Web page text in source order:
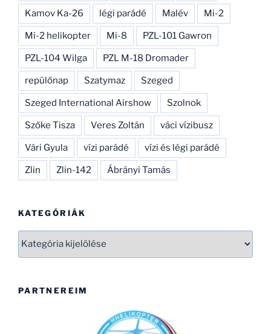
Kamov Ka-26 légi parádé Malév Mi-2
Mi-2 helikopter Mi-8 PZL-101 Gawron
PZL-104 Wilga PZL M-18 Dromader
repülőnap Szatymaz Szeged
Szeged International Airshow Szolnok
Szőke Tisza Veres Zoltán váci vízibusz
Vári Gyula vízi parádé vízi és légi parádé
Zlin Zlin-142 Ábrányi Tamás
KATEGÓRIÁK
PARTNEREIM